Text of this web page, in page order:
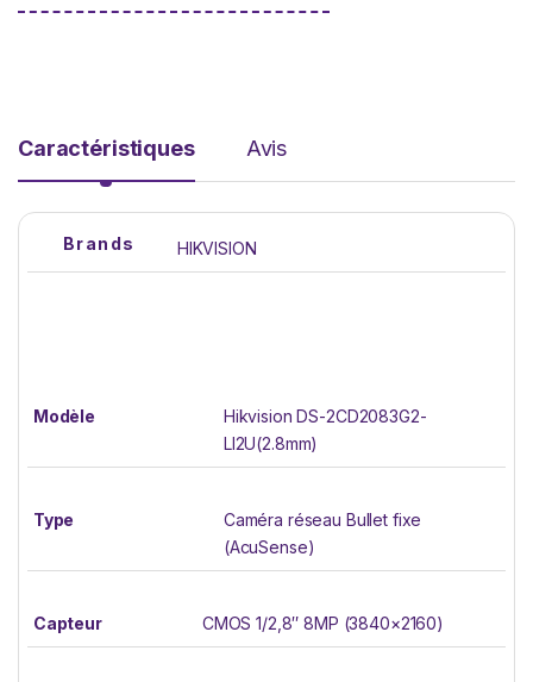
Caractéristiques Avis
Brands HIKVISION
Modèle
Hikvision DS-2CD2083G2-
LI2U(2.8mm)
Type
Caméra réseau Bullet fixe
(AcuSense)
Capteur CMOS 1/2,8″ 8MP (3840×2160)